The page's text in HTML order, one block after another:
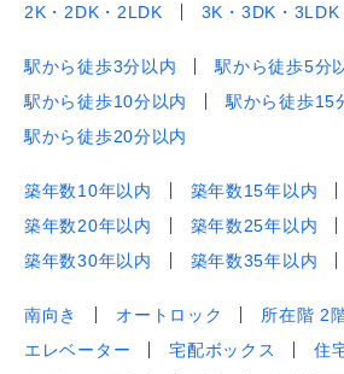
2K・2DK・2LDK 3K・3DK・3LDK
駅から徒歩3分以内
駅から徒歩5分
駅から徒歩10分以内
駅から徒歩15
駅から徒歩20分以内
築年数10年以内
築年数15年以内
築年数20年以内
築年数25年以内
築年数30年以内
築年数35年以内
南向き オートロック 所在階 2
エレベーター
宅配ボックス
住